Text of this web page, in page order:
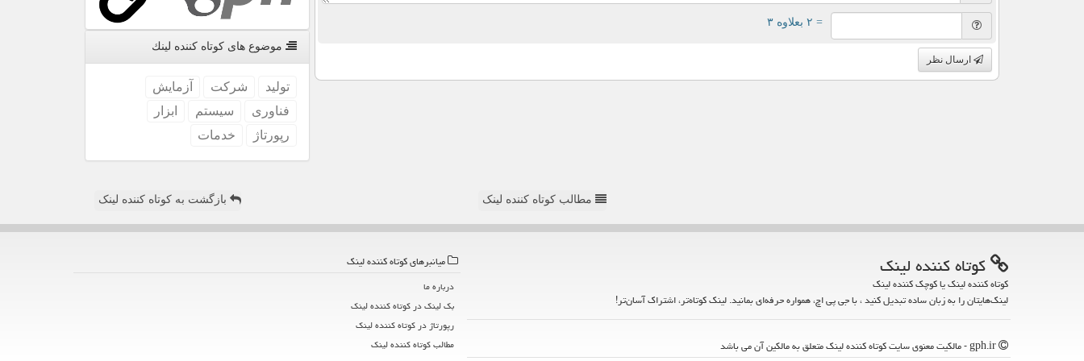
= ۲ بعلاوه ۳
ارسال نظر
موضوع های كوتاه كننده لینك
تولید شركت
آزمایش
فناوری
سیستم
ابزار
رپورتاژ
خدمات
مطالب کوتاه کننده لینک بازگشت به کوتاه کننده لینک
كوتاه كننده لینك
کوتاه کننده لینک یا کوچک کننده لینک
لینک‌هایتان را به زبان ساده تبدیل کنید ، با جی پی اچ، همواره حرفه‌ای بمانید. لینک کوتاه‌تر، اشتراک آسان‌تر!
میانبرهای كوتاه كننده لینك
درباره ما
بک لینک در كوتاه كننده لینك
رپورتاژ در كوتاه كننده لینك
مطالب كوتاه كننده لینك